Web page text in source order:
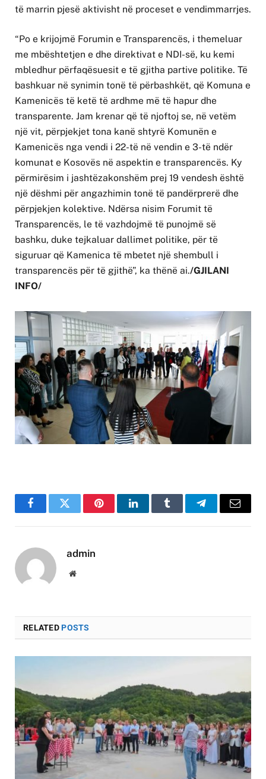
të marrin pjesë aktivisht në proceset e vendimmarrjes.
“Po e krijojmë Forumin e Transparencës, i themeluar
me mbështetjen e dhe direktivat e NDI-së, ku kemi
mbledhur përfaqësuesit e të gjitha partive politike. Të
bashkuar në synimin tonë të përbashkët, që Komuna e
Kamenicës të ketë të ardhme më të hapur dhe
transparente. Jam krenar që të njoftoj se, në vetëm
një vit, përpjekjet tona kanë shtyrë Komunën e
Kamenicës nga vendi i 22-të në vendin e 3-të ndër
komunat e Kosovës në aspektin e transparencës. Ky
përmirësim i jashtëzakonshëm prej 19 vendesh është
një dëshmi për angazhimin tonë të pandërprerë dhe
përpjekjen kolektive. Ndërsa nisim Forumit të
Transparencës, le të vazhdojmë të punojmë së
bashku, duke tejkaluar dallimet politike, për të
siguruar që Kamenica të mbetet një shembull i
transparencës për të gjithë”, ka thënë ai./GJILANI
INFO/
FacebookTwitter PinterestLinkedInTumblr TelegramEmail
admin
Website
RELATEDPOSTS